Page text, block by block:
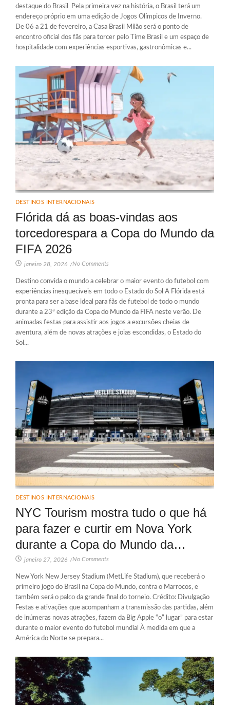
destaque do Brasil Pela primeira vez na história, o Brasil terá um
endereço próprio em uma edição de Jogos Olímpicos de Inverno.
De 06 a 21 de fevereiro, a Casa Brasil Milão será o ponto de
encontro oficial dos fãs para torcer pelo Time Brasil e um espaço de
hospitalidade com experiências esportivas, gastronômicas e...
DESTINOS INTERNACIONAIS
Flórida dá as boas-vindas aos
torcedorespara a Copa do Mundo da
FIFA 2026
janeiro 28, 2026 /No Comments
Destino convida o mundo a celebrar o maior evento do futebol com
experiências inesquecíveis em todo o Estado do Sol A Flórida está
pronta para ser a base ideal para fãs de futebol de todo o mundo
durante a 23ª edição da Copa do Mundo da FIFA neste verão. De
animadas festas para assistir aos jogos a excursões cheias de
aventura, além de novas atrações e joias escondidas, o Estado do
Sol...
DESTINOS INTERNACIONAIS
NYC Tourism mostra tudo o que há
para fazer e curtir em Nova York
durante a Copa do Mundo da…
janeiro 27, 2026 /No Comments
New York New Jersey Stadium (MetLife Stadium), que receberá o
primeiro jogo do Brasil na Copa do Mundo, contra o Marrocos, e
também será o palco da grande final do torneio. Crédito: Divulgação
Festas e ativações que acompanham a transmissão das partidas, além
de inúmeras novas atrações, fazem da Big Apple “o” lugar” para estar
durante o maior evento do futebol mundial À medida em que a
América do Norte se prepara...